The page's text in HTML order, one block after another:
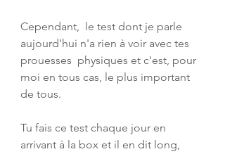
Cependant,  le test dont je parle
aujourd'hui n'a rien à voir avec tes
prouesses  physiques et c'est, pour
moi en tous cas, le plus important
de tous.
Tu fais ce test chaque jour en
arrivant à la box et il en dit long,